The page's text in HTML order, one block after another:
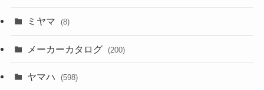
ミヤマ (8)
メーカーカタログ (200)
ヤマハ (598)